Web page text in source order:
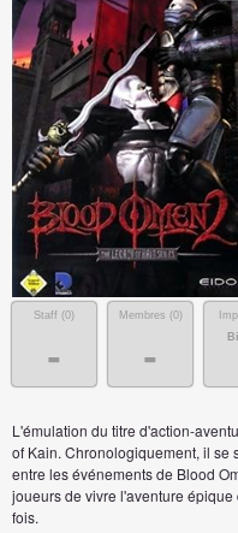
Staff (0)
-
Membres (0)
-
L'émulation du titre d'action-
of Kain. Chronologiquement, il se
entre les événements de Blood
joueurs de vivre l'aventure
fois.